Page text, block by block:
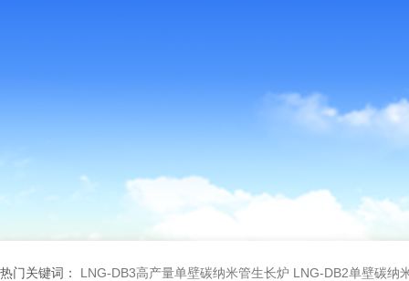
热门关键词： LNG-DB3高产量单壁碳纳米管生长炉 LNG-DB2单壁碳纳